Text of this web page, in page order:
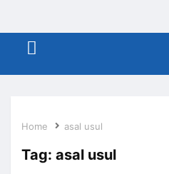
Menu
Home asal usul
Tag: asal usul